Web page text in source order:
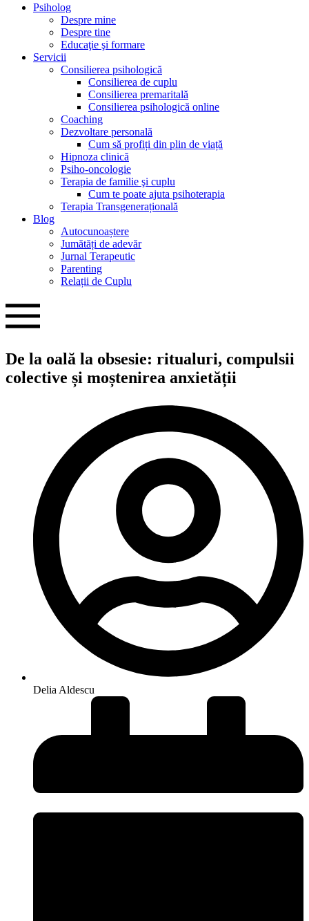
Psiholog
Despre mine
Despre tine
Educaţie şi formare
Servicii
Consilierea psihologică
Consilierea de cuplu
Consilierea premaritală
Consilierea psihologică online
Coaching
Dezvoltare personală
Cum să profiți din plin de viață
Hipnoza clinică
Psiho-oncologie
Terapia de familie şi cuplu
Cum te poate ajuta psihoterapia
Terapia Transgenerațională
Blog
Autocunoaștere
Jumătăți de adevăr
Jurnal Terapeutic
Parenting
Relații de Cuplu
De la oală la obsesie: ritualuri, compulsii
colective și moștenirea anxietății
Delia Aldescu